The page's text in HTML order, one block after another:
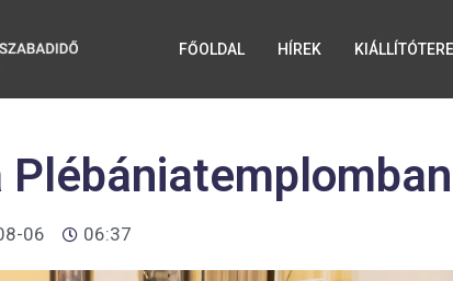
FŐOLDAL HÍREK
Plébániatemplomban
06 06:37